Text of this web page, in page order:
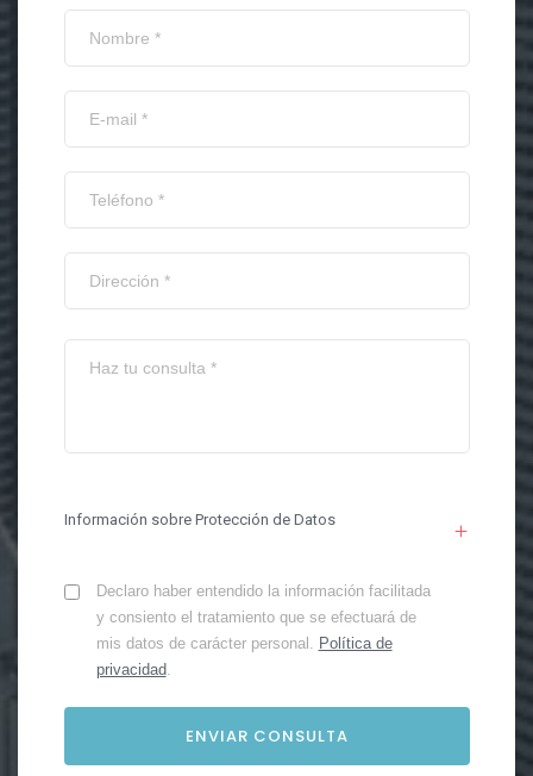
Información sobre Protección de Datos
Declaro haber entendido la información facilitada
y consiento el tratamiento que se efectuará de
mis datos de carácter personal. Política de
privacidad.